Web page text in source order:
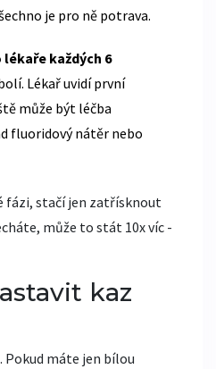
je pro ně potrava.
každých 6
Lékař uvidí první
může být léčba
fluoridový nátěr nebo
fázi, stačí jen zatřísknout
může to stát 10x víc -
kaz
Pokud máte jen bílou